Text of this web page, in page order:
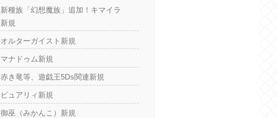
新種族「幻想魔族」追加！キマイラ
新規
オルターガイスト新規
マナドゥム新規
赤き竜等、遊戯王5Ds関連新規
ピュアリィ新規
御巫（みかんこ）新規